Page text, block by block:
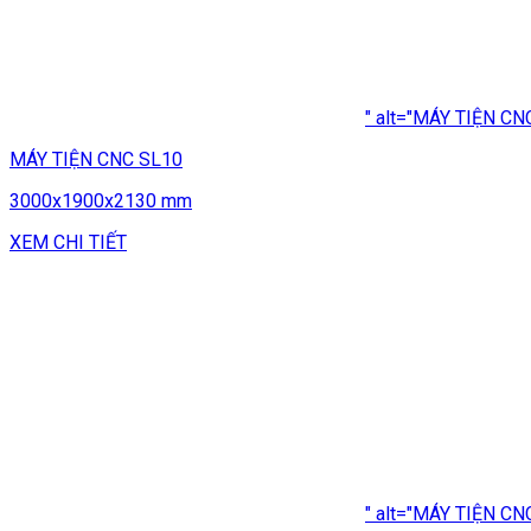
" alt="MÁY TIỆN
MÁY TIỆN CNC SL10
3000x1900x2130 mm
XEM CHI TIẾT
" alt="MÁY TIỆN